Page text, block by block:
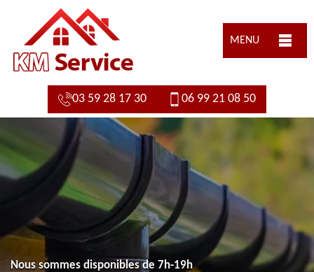
MENU
03 59 28 17 30 06 99 21 08 50
Nous sommes disponibles de 7h-19h